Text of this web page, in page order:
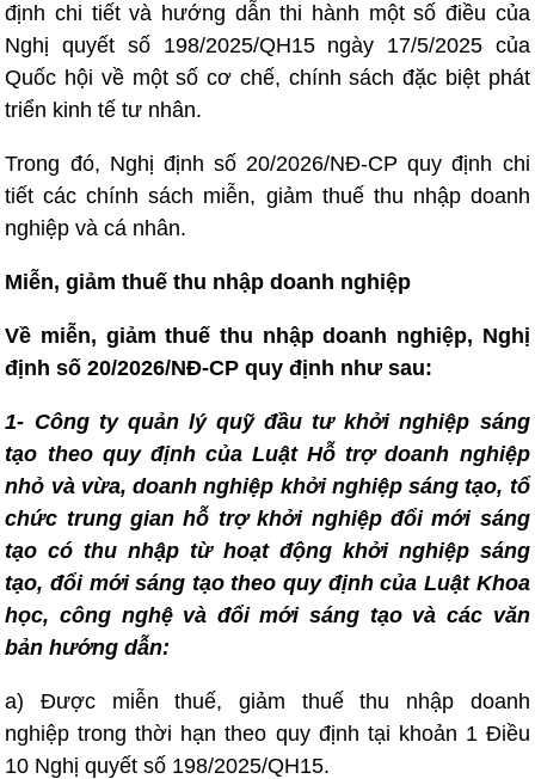
định chi tiết và hướng dẫn thi hành một số điều của
Nghị quyết số 198/2025/QH15 ngày 17/5/2025 của
Quốc hội về một số cơ chế, chính sách đặc biệt phát
triển kinh tế tư nhân.
Trong đó, Nghị định số 20/2026/NĐ-CP quy định chi
tiết các chính sách miễn, giảm thuế thu nhập doanh
nghiệp và cá nhân.
Miễn, giảm thuế thu nhập doanh nghiệp
Về miễn, giảm thuế thu nhập doanh nghiệp, Nghị
định số 20/2026/NĐ-CP quy định như sau:
1- Công ty quản lý quỹ đầu tư khởi nghiệp sáng
tạo theo quy định của Luật Hỗ trợ doanh nghiệp
nhỏ và vừa, doanh nghiệp khởi nghiệp sáng tạo, tổ
chức trung gian hỗ trợ khởi nghiệp đổi mới sáng
tạo có thu nhập từ hoạt động khởi nghiệp sáng
tạo, đổi mới sáng tạo theo quy định của Luật Khoa
học, công nghệ và đổi mới sáng tạo và các văn
bản hướng dẫn:
a) Được miễn thuế, giảm thuế thu nhập doanh
nghiệp trong thời hạn theo quy định tại khoản 1 Điều
10 Nghị quyết số 198/2025/QH15.